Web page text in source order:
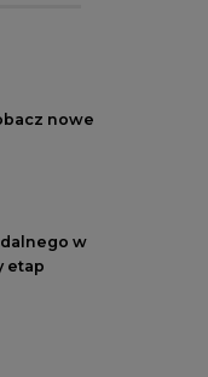
nowe
w
etap